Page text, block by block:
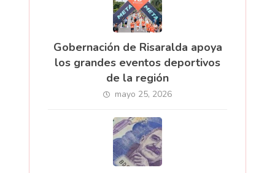
Gobernación de Risaralda apoya
los grandes eventos deportivos
de la región
mayo 25, 2026